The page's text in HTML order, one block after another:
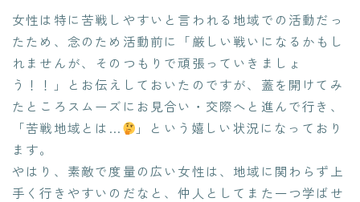
女性は特に苦戦しやすいと言われる地域での活動だっ
たため、念のため活動前に「厳しい戦いになるかもし
れませんが、そのつもりで頑張っていきましょ
う！！」とお伝えしておいたのですが、蓋を開けてみ
たところスムーズにお見合い・交際へと進んで行き、
「苦戦地域とは…
」という嬉しい状況になっており
ます。
やはり、素敵で度量の広い女性は、地域に関わらず上
手く行きやすいのだなと、仲人としてまた一つ学ばせ